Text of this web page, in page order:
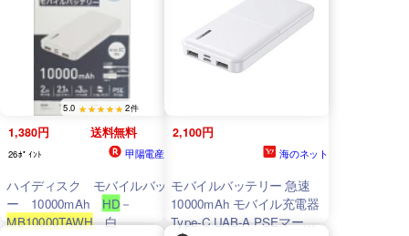
1,380円 送料無料
26ﾎﾟｲﾝﾄ 甲陽電産
5.0 2件
ハイディスク モバイルバッテリ
ー 10000mAh HD －
MB10000TAWH白
2,100円
海のネット
モバイルバッテリー 急速
10000mAh モバイル充電器
Type-C UAB-A PSEマーク